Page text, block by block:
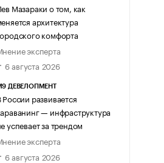
Мазараки о том, как
архитектура
комфорта
эксперта
6 августа 2026
ДЕВЕЛОПМЕНТ
России развивается
— инфраструктура
успевает за трендом
эксперта
6 августа 2026